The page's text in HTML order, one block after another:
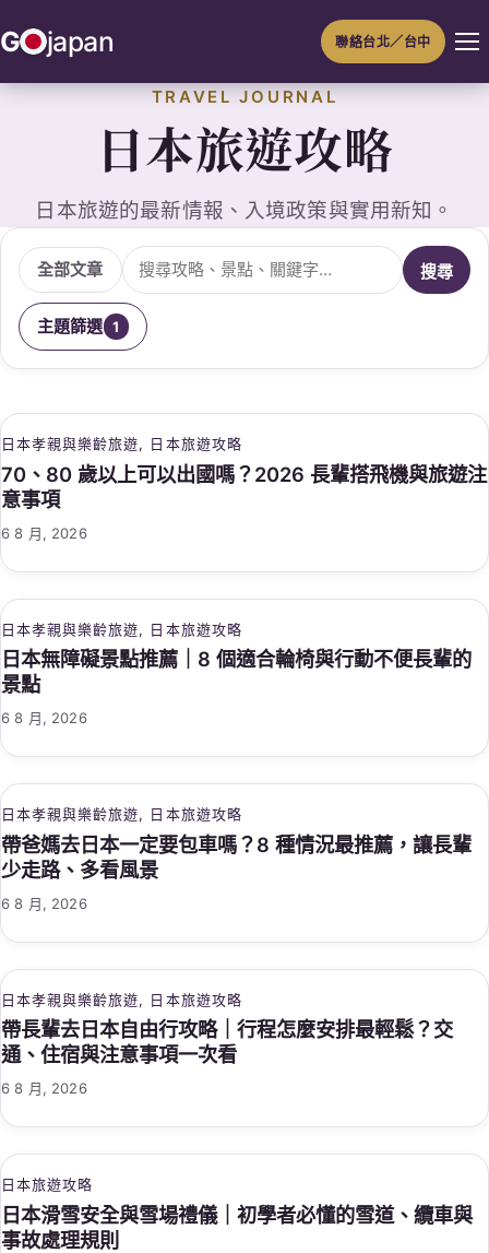
至
G japan 聯絡台北／台中
TRAVEL JOURNAL
日本旅遊攻略
日本旅遊的最新情報、入境政策與實用新知。
全部文章 搜尋文章 搜尋
主題篩選 1
日本孝親與樂齡旅遊, 日本旅遊攻略
70、80 歲以上可以出國嗎？2026 長輩搭飛機與旅遊注
意事項
6 8 月, 2026
日本孝親與樂齡旅遊, 日本旅遊攻略
日本無障礙景點推薦｜8 個適合輪椅與行動不便長輩的
景點
6 8 月, 2026
日本孝親與樂齡旅遊, 日本旅遊攻略
帶爸媽去日本一定要包車嗎？8 種情況最推薦，讓長輩
少走路、多看風景
6 8 月, 2026
日本孝親與樂齡旅遊, 日本旅遊攻略
帶長輩去日本自由行攻略｜行程怎麼安排最輕鬆？交
通、住宿與注意事項一次看
6 8 月, 2026
日本旅遊攻略
日本滑雪安全與雪場禮儀｜初學者必懂的雪道、纜車與
事故處理規則